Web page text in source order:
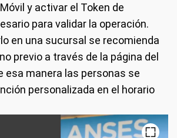
y activar el Token de
para validar la operación.
en una sucursal se recomienda
previo a través de la página del
esa manera las personas se
personalizada en el horario